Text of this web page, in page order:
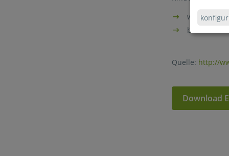
weniger als
bei einer
Quelle: http://
Download